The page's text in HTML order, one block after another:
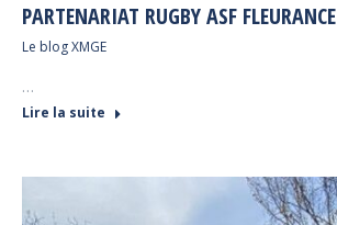
PARTENARIAT RUGBY ASF FLEURANCE
Le blog XMGE
…
Lire la suite